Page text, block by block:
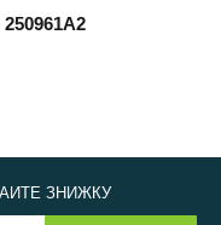
ЗНИЖКУ